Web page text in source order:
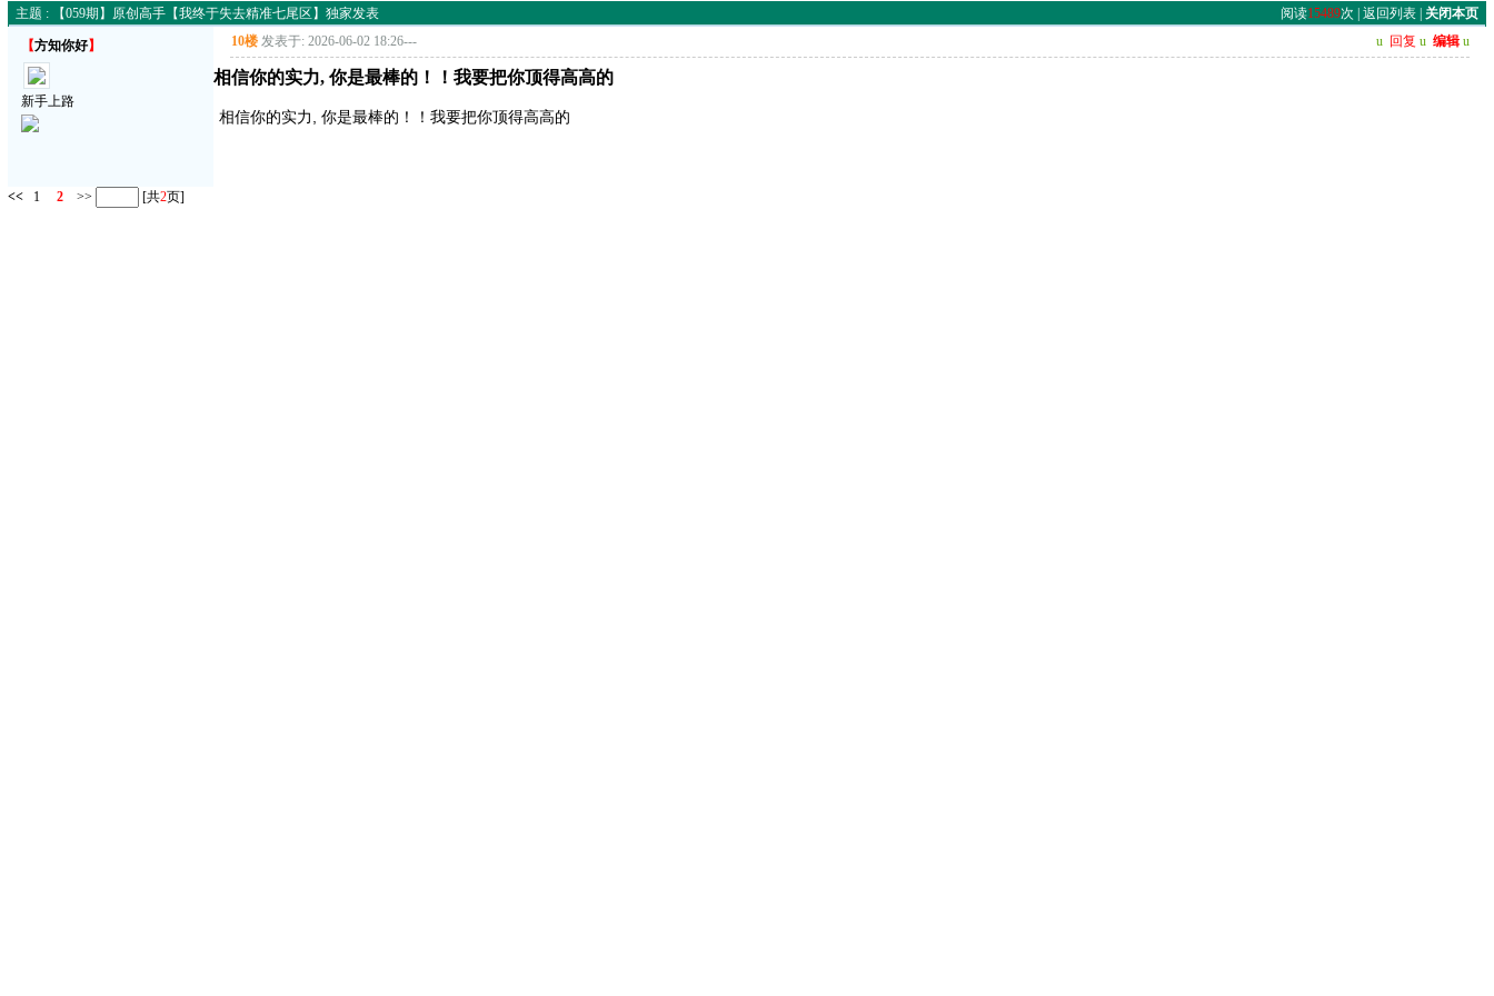
主题 : 【059期】原创高手【我终于失去精准七尾区】独家发表 阅读15489次 | 返回列表| 关闭本页
【方知你好】
新手上路
10楼 发表于: 2026-06-02 18:26--- u 回复 u 编辑 u
相信你的实力, 你是最棒的！！我要把你顶得高高的
相信你的实力, 你是最棒的！！我要把你顶得高高的
<< 1 2 >> [共2页]